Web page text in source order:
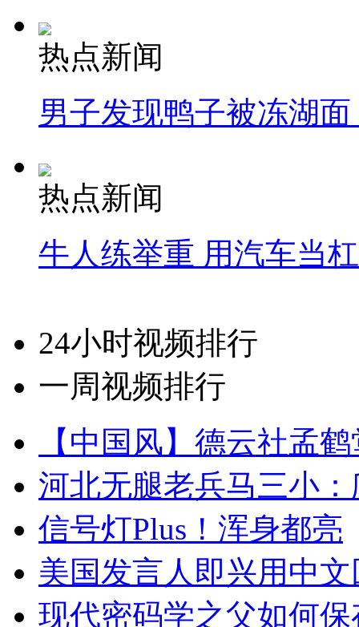
热点新闻
男子发现鸭子被冻湖
热点新闻
牛人练举重 用汽车当
24小时视频排行
一周视频排行
【中国风】德云社孟
河北无腿老兵马三小
信号灯Plus！浑身都亮
美国发言人即兴用中
现代密码学之父如何